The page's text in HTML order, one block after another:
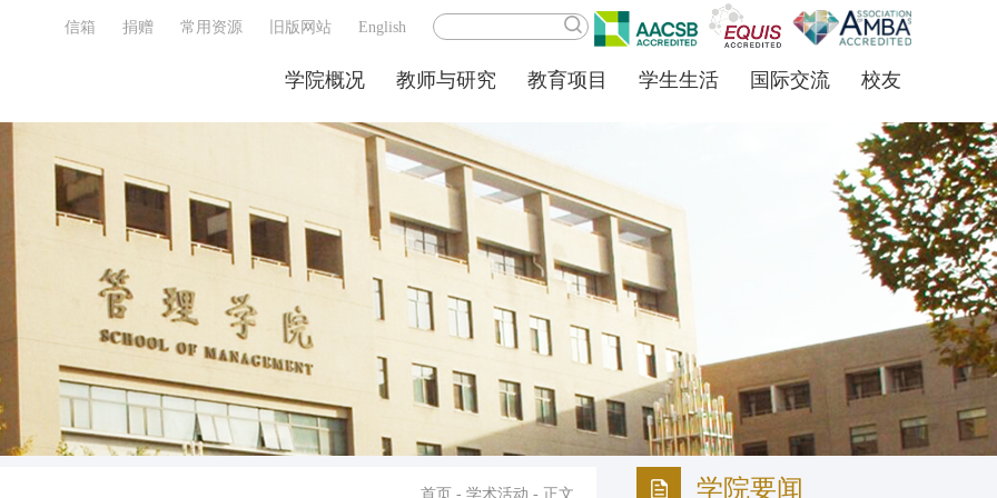
信箱 捐赠 常用资源 旧版网站 English
学院概况 教师与研究 教育项目 学生生活 国际交流 校友
首页 - 学术活动 - 正文 学院要闻